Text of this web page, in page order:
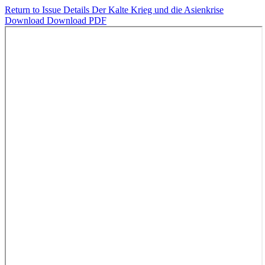
Return to Issue Details Der Kalte Krieg und die Asienkrise
Download Download PDF